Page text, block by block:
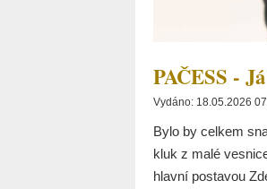
PAČESS -
Vydáno: 18.05.2026
Bylo by celkem
kluk z malé
hlavní postavou